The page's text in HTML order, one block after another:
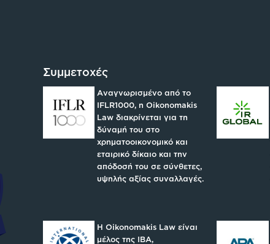
Συμμετοχές
Αναγνωρισμένο από το
IFLR1000, η Oikonomakis
Law διακρίνεται για τη
δύναμή του στο
χρηματοοικονομικό και
εταιρικό δίκαιο και την
απόδοσή του σε σύνθετες,
υψηλής αξίας συναλλαγές.
H Oikonomakis Law είναι
μέλος της IBA,